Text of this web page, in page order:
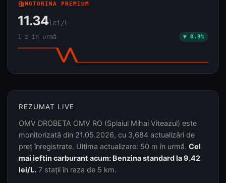
local_gas_stationMOTORINA PREMIUM
11.34lei/L
1 z în urmă ▼ 0.9%
REZUMAT LIVE
OMV DROBETA OMV RO (Splaiul Mihai Viteazul) este
monitorizată din 21.05.2026, cu 3,684 actualizări de
preț înregistrate. Ultima actualizare: 50 m în urmă. Cel
mai ieftin carburant acum: Benzina standard la 9.42
lei/L. 7 stații în raza de 5 km.